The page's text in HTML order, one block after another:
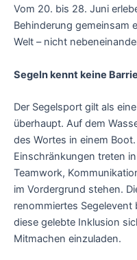
Vom 20. bis 28. Juni
Behinderung gemeinsam
Welt – nicht
Segeln kennt keine
Der Segelsport gilt als
überhaupt. Auf dem
des Wortes in einem
Einschränkungen treten
Teamwork,
im Vordergrund stehen.
renommiertes Segelevent
diese gelebte Inklusion
Mitmachen einzuladen.